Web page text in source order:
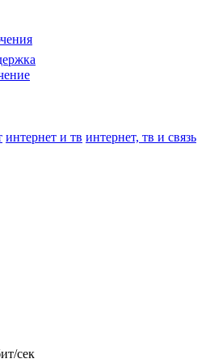
интернет и тв интернет, тв и связь
сек